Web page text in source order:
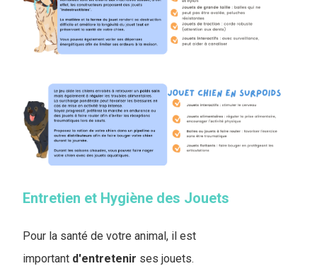
Entretien et Hygiène des Jouets
Pour la santé de votre animal, il est
important d'entretenir ses jouets.